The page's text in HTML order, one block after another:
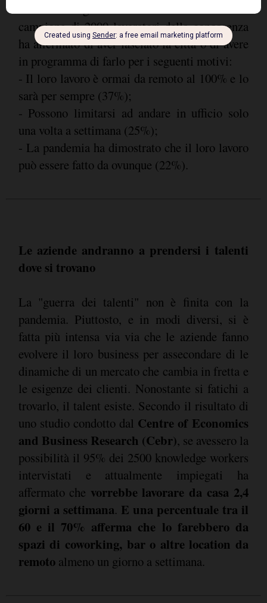
campione di 2000 lavoratori della conoscenza
ha affermato di aver lasciato la città o di avere
in programma di farlo per i seguenti motivi:
- Il loro lavoro è ormai da remoto al 100% e lo
sarà per sempre (37%);
- Possono limitarsi ad andare in ufficio solo
una volta a settimana (25%);
- La pandemia ha dimostrato che il loro lavoro
può essere fatto da ovunque (22%).
Le aziende andranno a prendersi i talenti
dove si trovano
La "guerra dei talenti" non è finita con la
pandemia. Piuttosto, e in modi diversi, si è
fatta più intensa via via che le aziende fanno
evolvere il loro business per assecondare di le
dinamiche di un mercato che cambia in fretta e
le esigenze dei clienti. Nonostante si fatichi a
trovarlo, il talent esiste. Secondo il risultato di
uno studio condotto dal Centre of Economics
and Business Research (Cebr), se avessero la
possibilità il 95% dei 2500 knowledge workers
intervistati e attualmente impiegati ha
affermato che vorrebbe lavorare da casa 2,4
giorni a settimana. E una percentuale tra il
60 e il 70% afferma che lo farebbero da
spazi di coworking, bar o altre location da
remoto almeno un giorno a settimana.